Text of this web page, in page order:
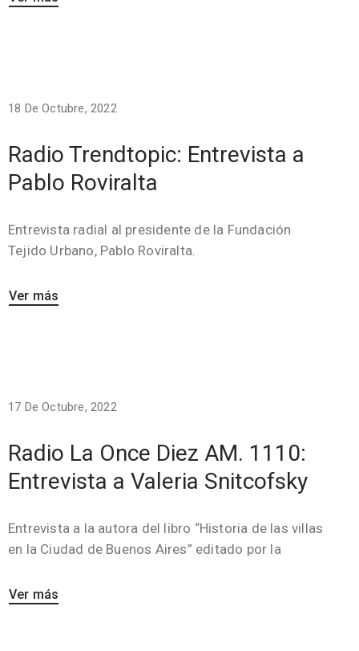
18 De Octubre, 2022
Radio Trendtopic: Entrevista a
Pablo Roviralta
Entrevista radial al presidente de la Fundación
Tejido Urbano, Pablo Roviralta.
Ver más
17 De Octubre, 2022
Radio La Once Diez AM. 1110:
Entrevista a Valeria Snitcofsky
Entrevista a la autora del libro “Historia de las villas
en la Ciudad de Buenos Aires” editado por la
Ver más